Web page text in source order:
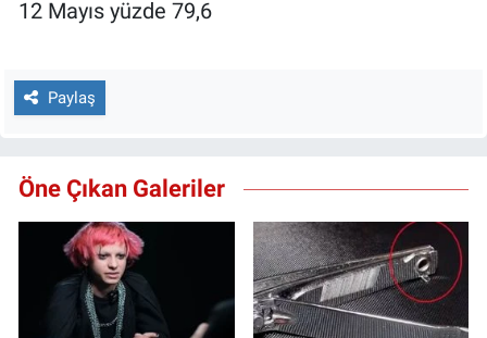
12 Mayıs yüzde 79,6
Paylaş
Öne Çıkan Galeriler